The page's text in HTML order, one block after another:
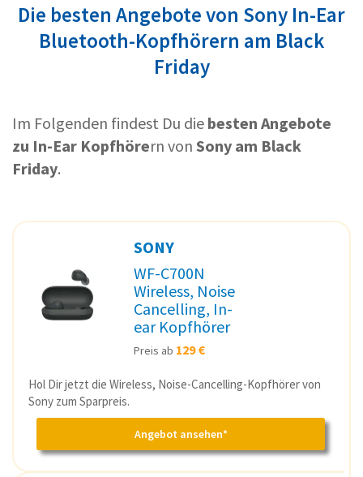
Die besten Angebote von Sony In-Ear
Bluetooth-Kopfhörern am Black
Friday
Im Folgenden findest Du die besten Angebote
zu In-Ear Kopfhörern von Sony am Black
Friday.
SONY
WF-C700N
Wireless, Noise
Cancelling, In-
ear Kopfhörer
Preis ab 129 €
Hol Dir jetzt die Wireless, Noise-Cancelling-Kopfhörer von
Sony zum Sparpreis.
Angebot ansehen*